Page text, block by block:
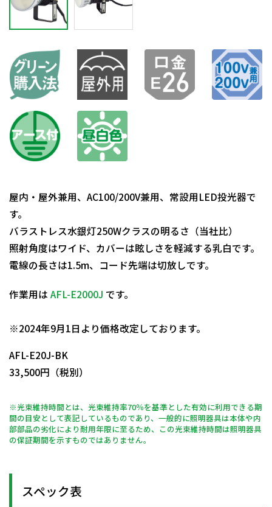
屋内・屋外兼用、AC100/200V兼用、常設用LED投光器で
す。
バラストレス水銀灯250Wクラスの明るさ（当社比）
照射角度はワイド、カバーは眩しさを軽減する乳白です。
電線の長さは1.5m、コード先端は切放しです。
作業用は AFL-E2000J です。
※2024年9月1日より価格改定しております。
AFL-E20J-BK
33,500円（税別）
※光束維持時間とは、光束維持率70％を基準とした有効に利用できる期
間の目安として表記しているものであり、一般的に照明器具は本体や内
部部品の劣化により耐用年限に至るため、この光束維持時間は照明器具
の保証期間を示すものではありません。
スペック表